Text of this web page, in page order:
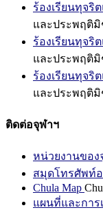
ร้องเรียนทุจริ
และประพฤติ
ร้องเรียนทุจริ
และประพฤติ
ร้องเรียนทุจริ
และประพฤติ
ติดต่อจุฬาฯ
หน่วยงานของ
สมุดโทรศัพท์
Chula Map
แผนที่และการ